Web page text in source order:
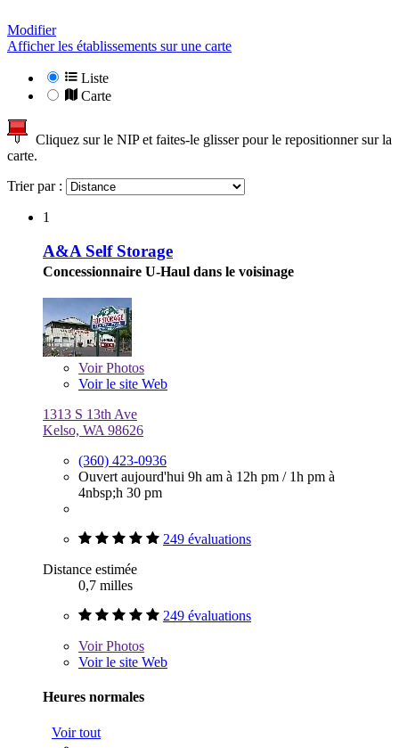
Modifier
Afficher les établissements sur une carte
Liste
Carte
Cliquez sur le NIP et faites-le glisser pour le repositionner sur la
carte.
Trier par :
1
A&A Self Storage
Concessionnaire U-Haul dans le voisinage
VoirPhotos
Voir le site Web
1313 S 13th Ave
Kelso, WA 98626
(360) 423-0936
Ouvert aujourd'hui 9h am à 12h pm / 1h pm à
4nbsp;h 30 pm
249 évaluations
Distance estimée
0,7 milles
249 évaluations
VoirPhotos
Voir le site Web
Heures normales
Voir tout